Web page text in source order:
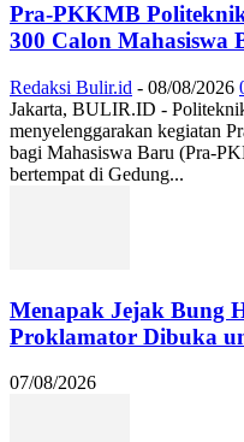
Pra-PKKMB
300 Calon Mahasiswa
Redaksi Bulir.id - 08/08/2026
Jakarta, BULIR.ID -
menyelenggarakan kegiatan
bagi Mahasiswa Baru (Pra-
bertempat di Gedung...
Menapak Jejak Bung
Proklamator Dibuka
07/08/2026